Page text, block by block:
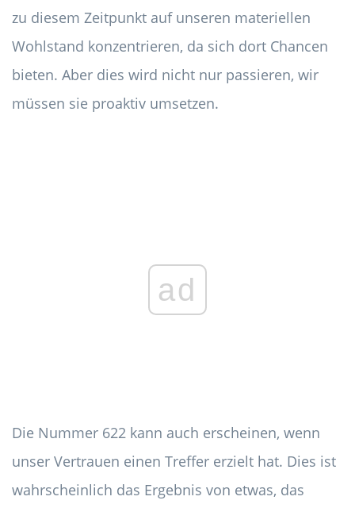
zu diesem Zeitpunkt auf unseren materiellen
Wohlstand konzentrieren, da sich dort Chancen
bieten. Aber dies wird nicht nur passieren, wir
müssen sie proaktiv umsetzen.
ad
Die Nummer 622 kann auch erscheinen, wenn
unser Vertrauen einen Treffer erzielt hat. Dies ist
wahrscheinlich das Ergebnis von etwas, das